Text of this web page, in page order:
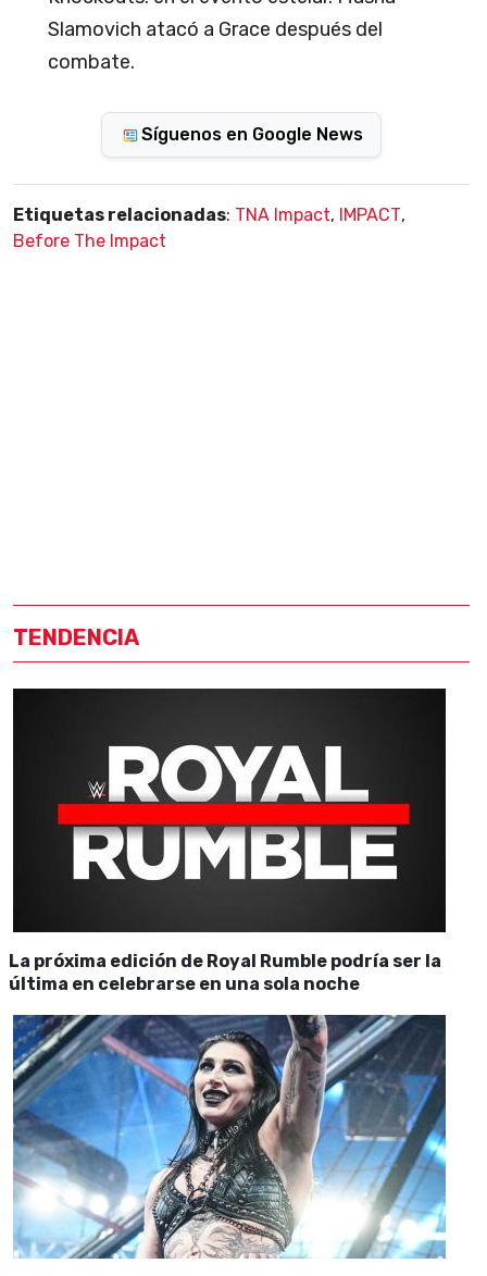
Slamovich atacó a Grace después del
combate.
Síguenos en Google News
Etiquetas relacionadas: TNA Impact, IMPACT,
Before The Impact
TENDENCIA
La próxima edición de Royal Rumble podría ser la
última en celebrarse en una sola noche